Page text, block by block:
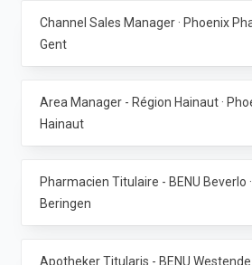
Gent
Hainaut
Beringen